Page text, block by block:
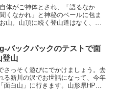
体がご神体とされ、「語るなか
くなかれ」と神秘のベールに包ま
山。山頂に続く登山道はなく、登
登山の時、その麓の看板いわく、
世の山岳信仰は、西は...
バックパックのテストで面
登山
さっそく遊びにでかけましょう。去
る新川の沢でお世話になって、今年
面白山」に行きます。山形県HP